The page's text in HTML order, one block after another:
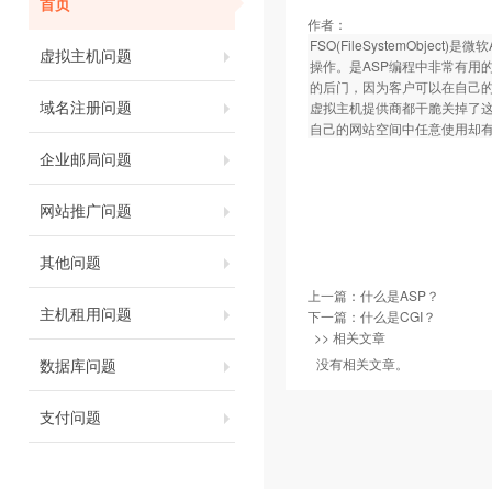
虚拟主机问题
域名注册问题
企业邮局问题
网站推广问题
其他问题
主机租用问题
数据库问题
支付问题
作者：
FSO(FileSystemObject)是微
操作。是ASP编程中非常有用
的后门，因为客户可以在自己
虚拟主机提供商都干脆关掉了
自己的网站空间中任意使用却
上一篇： 什么是ASP？
下一篇： 什么是CGI？
>> 相关文章
没有相关文章。